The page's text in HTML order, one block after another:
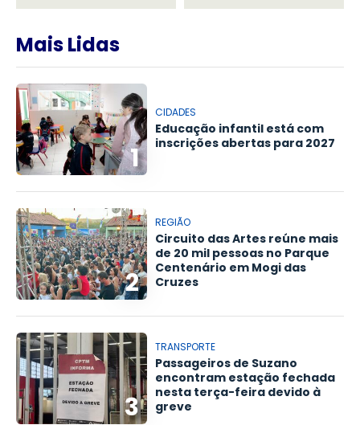
Mais Lidas
1
CIDADES
Educação infantil está com
inscrições abertas para 2027
2
REGIÃO
Circuito das Artes reúne mais
de 20 mil pessoas no Parque
Centenário em Mogi das
Cruzes
3
TRANSPORTE
Passageiros de Suzano
encontram estação fechada
nesta terça-feira devido à
greve